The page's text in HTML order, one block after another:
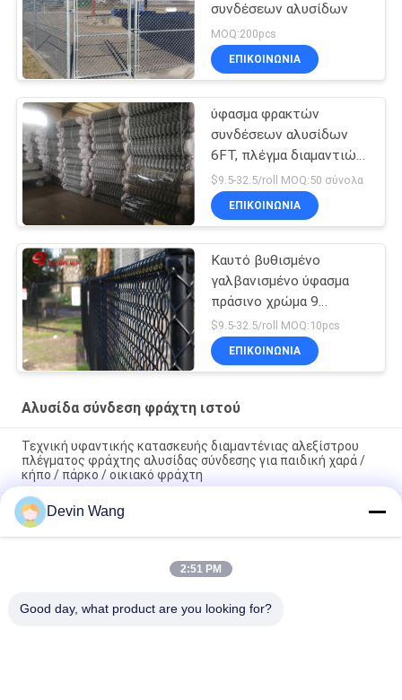
συνδέσεων αλυσίδων
MOQ:200pcs
ΕΠΙΚΟΙΝΩΝΊΑ
ύφασμα φρακτών
συνδέσεων αλυσίδων
6FT, πλέγμα διαμαντιών
που περιφράζει το
χαμηλό καλώδιο σιδήρου
άνθρακα
$9.5-32.5/roll MOQ:50 σύνολα
ΕΠΙΚΟΙΝΩΝΊΑ
Καυτό βυθισμένο
γαλβανισμένο ύφασμα
πράσινο χρώμα 9
φρακτών συνδέσεων
αλυσίδων 6 ποδιών
μετρητής
$9.5-32.5/roll MOQ:10pcs
ΕΠΙΚΟΙΝΩΝΊΑ
Αλυσίδα σύνδεση φράχτη ιστού
Τεχνική υφαντικής κατασκευής διαμαντένιας αλεξίστρου
πλέγματος φράχτης αλυσίδας σύνδεσης για παιδική χαρά /
κήπο / πάρκο / οικιακό φράχτη
Galvanized Diamond Wire Mesh Fence Roll Tennis Court
Fencing Products
Προσαρμοσμένο βιώσιμο χονδρικό σκόνη ψεκασμένο PVC
επικαλυμμένο φράχτη αλυσίδας σύνδεσης φράχτη κυκλώνας
Devin Wang
2:51 PM
Good day, what product are you looking for?